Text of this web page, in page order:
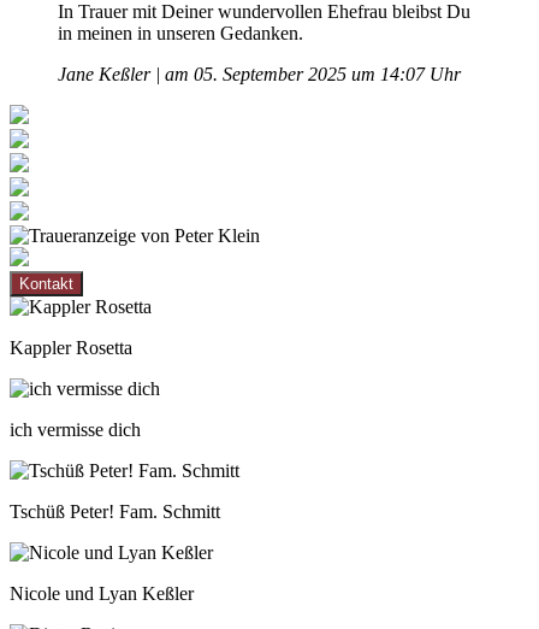
In Trauer mit Deiner wundervollen Ehefrau bleibst Du
in meinen in unseren Gedanken.
Jane Keßler | am 05. September 2025 um 14:07 Uhr
Kontakt
Kappler Rosetta
ich vermisse dich
Tschüß Peter! Fam. Schmitt
Nicole und Lyan Keßler